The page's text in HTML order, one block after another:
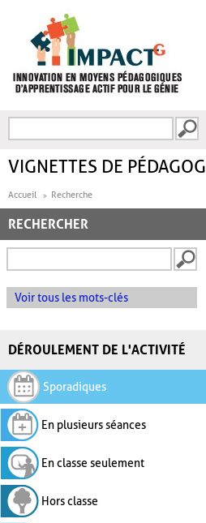
FORMULAIRE DE
VIGNETTES DE
Accueil Recherche
RECHERCHER
Voir tous les mots-clés
DÉROULEMENT DE L'ACTIVITÉ
Sporadiques
En plusieurs séances
En classe seulement
Hors classe